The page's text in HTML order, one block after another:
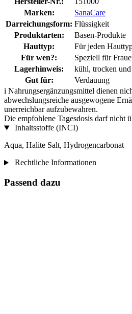
Marken:
SanaCare
Darreichungsform: Flüssigkeit
Produktarten:
Basen-Produkte
Hauttyp:
Für jeden
Für wen?:
Speziell für
Lagerhinweis:
kühl, trocken
Gut für:
Verdauung
i Nahrungsergänzungsmittel dienen
abwechslungsreiche ausgewogene
unerreichbar aufzubewahren.
Die empfohlene Tagesdosis darf nicht
Inhaltsstoffe (INCI)
Aqua, Halite Salt, Hydrogencarbonat
Rechtliche Informationen
Passend dazu